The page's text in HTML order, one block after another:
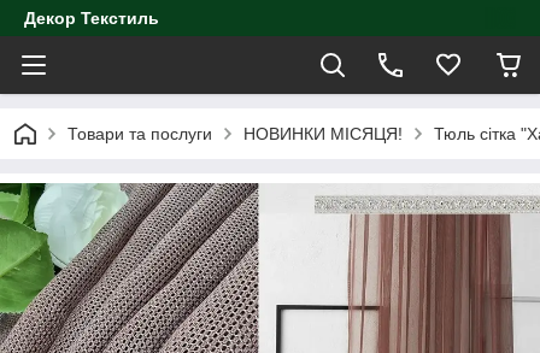
Декор Текстиль
Товари та послуги НОВИНКИ МІСЯЦЯ! Тюль сітка